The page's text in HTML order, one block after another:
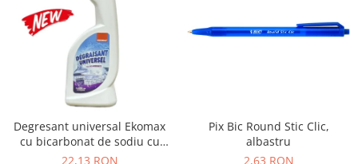
Degresant universal Ekomax
cu bicarbonat de sodiu cu
pulverizator 500ml
22,13 RON
Pix Bic Round Stic Clic,
albastru
2,63 RON